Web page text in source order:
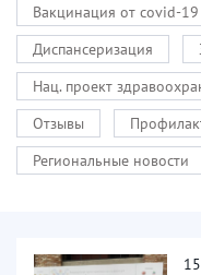
Вакцинация от covid-19
Диспансеризация
Нац. проект
Отзывы
Региональные новости
15